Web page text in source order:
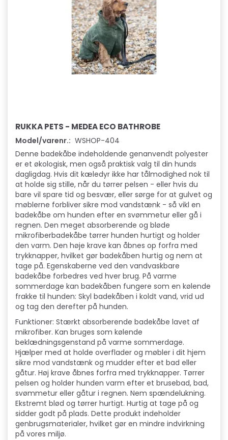
RUKKA PETS - MEDEA ECO BATHROBE
Model/varenr.: WSHOP-404
Denne badekåbe indeholdende genanvendt polyester
er et økologisk, men også praktisk valg til din hunds
dagligdag. Hvis dit kæledyr ikke har tålmodighed nok til
at holde sig stille, når du tørrer pelsen - eller hvis du
bare vil spare tid og besvær, eller sørge for at gulvet og
møblerne forbliver sikre mod vandstænk - så vikl en
badekåbe om hunden efter en svømmetur eller gå i
regnen. Den meget absorberende og bløde
mikrofiberbadekåbe tørrer hunden hurtigt og holder
den varm. Den høje krave kan åbnes op forfra med
trykknapper, hvilket gør badekåben hurtig og nem at
tage på. Egenskaberne ved den vandvaskbare
badekåbe forbedres ved hver brug. På varme
sommerdage kan badekåben fungere som en kølende
frakke til hunden: Skyl badekåben i koldt vand, vrid ud
og tag den derefter på hunden.
Funktioner: Stærkt absorberende badekåbe lavet af
mikrofiber. Kan bruges som kølende
beklædningsgenstand på varme sommerdage.
Hjælper med at holde overflader og møbler i dit hjem
sikre mod vandstænk og mudder efter et bad eller
gåtur. Høj krave åbnes forfra med trykknapper. Tørrer
pelsen og holder hunden varm efter et brusebad, bad,
svømmetur eller gåtur i regnen. Nem spændelukning.
Ekstremt blød og tørrer hurtigt. Hurtig at tage på og
sidder godt på plads. Dette produkt indeholder
genbrugsmaterialer, hvilket gør en mindre indvirkning
på vores miljø.